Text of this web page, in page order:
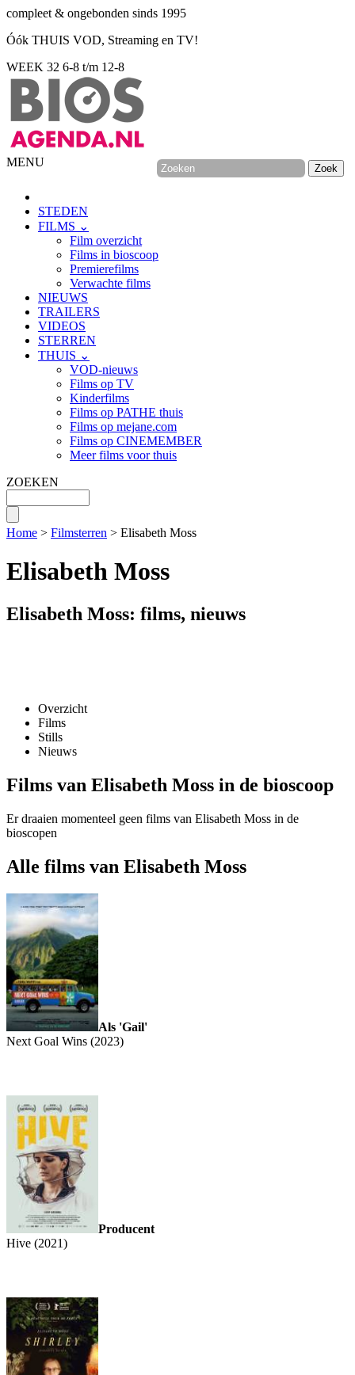
compleet & ongebonden sinds 1995
Óók THUIS VOD, Streaming en TV!
WEEK 32 6-8 t/m 12-8
MENU
STEDEN
FILMS ⌄
Film overzicht
Films in bioscoop
Premierefilms
Verwachte films
NIEUWS
TRAILERS
VIDEOS
STERREN
THUIS ⌄
VOD-nieuws
Films op TV
Kinderfilms
Films op PATHE thuis
Films op mejane.com
Films op CINEMEMBER
Meer films voor thuis
ZOEKEN
Home > Filmsterren > Elisabeth Moss
Elisabeth Moss
Elisabeth Moss: films, nieuws
Overzicht
Films
Stills
Nieuws
Films van Elisabeth Moss in de bioscoop
Er draaien momenteel geen films van Elisabeth Moss in de
bioscopen
Alle films van Elisabeth Moss
Als 'Gail'
Next Goal Wins (2023)
Producent
Hive (2021)